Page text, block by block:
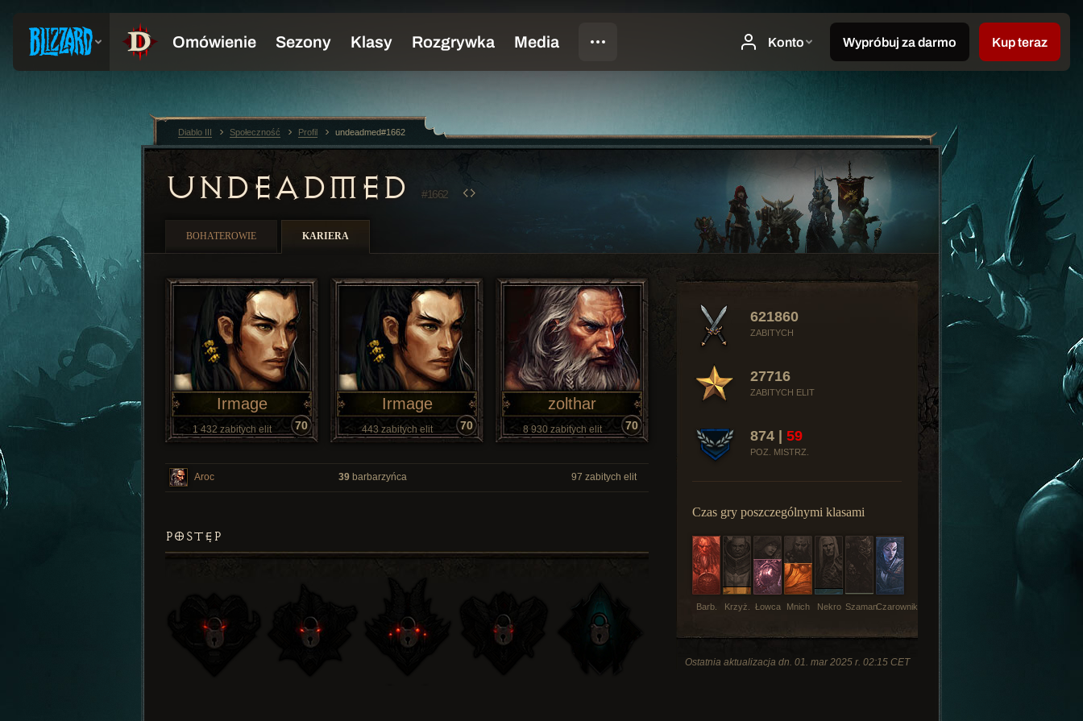
UNDEADMED #1662
BOHATEROWIE KARIERA
621860
ZABITYCH
27716
ZABITYCH ELIT
874 | 59
POZ. MISTRZ.
Czas gry poszczególnymi klasami
Barb. Czarownik
Krzyż. Mnich Nekro Szaman
Łowca
Ostatnia aktualizacja dn. 01. mar 2025 r. 02:15 CET
Irmage
1 432 zabitych elit 70
Irmage
443 zabitych elit 70
zolthar
8 930 zabitych elit 70
Aroc 39 barbarzyńca 97 zabitych elit
POSTĘP
Diablo III Społeczność Profil undeadmed#1662